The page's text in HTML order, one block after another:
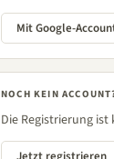
Mit Google-
NOCH KEIN
Die Registrierung